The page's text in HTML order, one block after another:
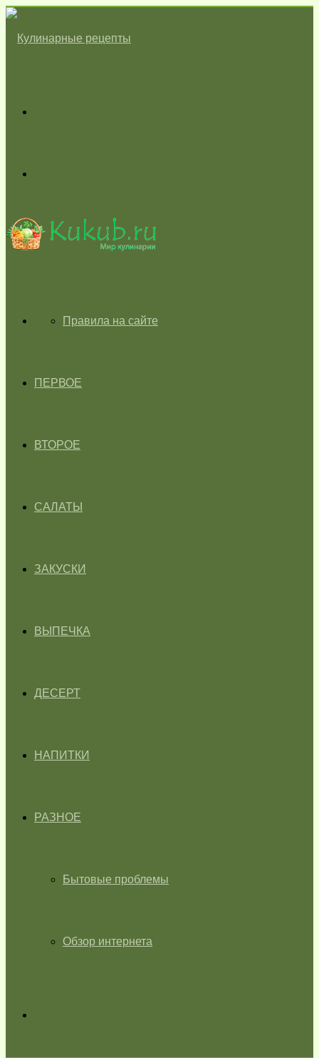
skin
ГЛАВНАЯПравила на сайте
ПЕРВОЕ
ВТОРОЕ
САЛАТЫ
ЗАКУСКИ
ВЫПЕЧКА
ДЕСЕРТ
НАПИТКИ
РАЗНОЕ
Бытовые проблемы
Обзор интернета